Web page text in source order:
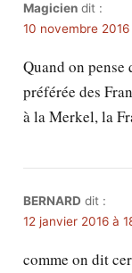
Magicien dit :
10 novembre
Quand on
préférée des
à la Merkel, la
BERNARD dit :
12 janvier 2016 à
comme on dit